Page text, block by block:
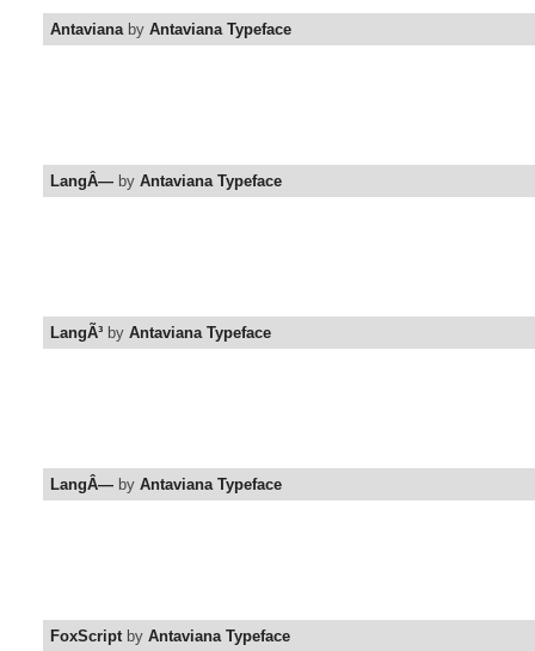
Antavianaby Antaviana Typeface
LangÂ— by Antaviana Typeface
LangÃ³ by Antaviana Typeface
LangÂ— by Antaviana Typeface
FoxScriptby Antaviana Typeface